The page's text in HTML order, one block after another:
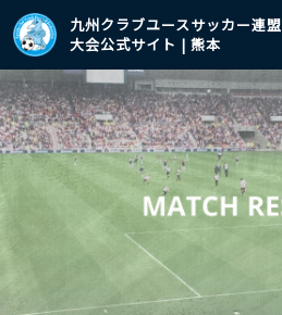
九州クラブユースサッカー連盟
大会公式サイト | 熊本